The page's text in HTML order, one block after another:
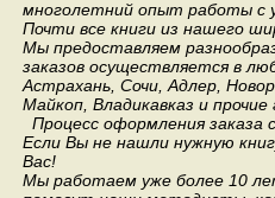
многолетний опыт работы с
Почти все книги из нашего
Мы предоставляем
заказов осуществляется в
Астрахань, Сочи, Адлер,
Майкоп, Владикавказ и
Процесс оформления
Если Вы не нашли нужную
Вас!
Мы работаем уже более 10